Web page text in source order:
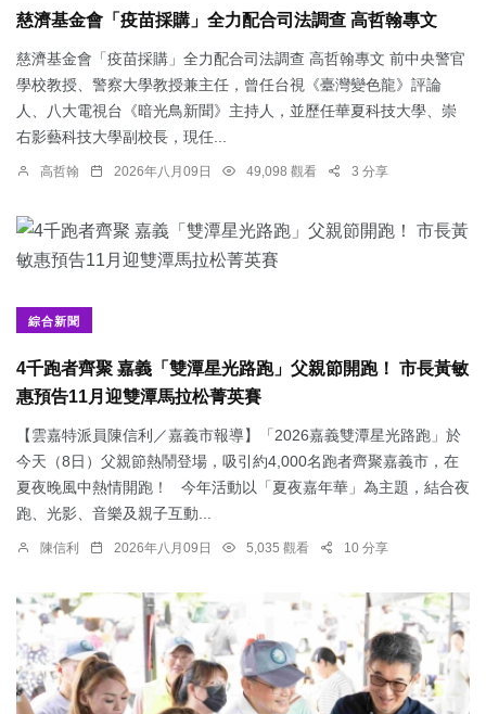
慈濟基金會「疫苗採購」全力配合司法調查 高哲翰專文
慈濟基金會「疫苗採購」全力配合司法調查 高哲翰專文 前中央警官
學校教授、警察大學教授兼主任，曾任台視《臺灣變色龍》評論
人、八大電視台《暗光鳥新聞》主持人，並歷任華夏科技大學、崇
右影藝科技大學副校長，現任...
高哲翰 2026年八月09日 49,098 觀看 3 分享
綜合新聞
4千跑者齊聚 嘉義「雙潭星光路跑」父親節開跑！ 市長黃敏
惠預告11月迎雙潭馬拉松菁英賽
【雲嘉特派員陳信利／嘉義市報導】「2026嘉義雙潭星光路跑」於
今天（8日）父親節熱鬧登場，吸引約4,000名跑者齊聚嘉義市，在
夏夜晚風中熱情開跑！ 今年活動以「夏夜嘉年華」為主題，結合夜
跑、光影、音樂及親子互動...
陳信利 2026年八月09日 5,035 觀看 10 分享